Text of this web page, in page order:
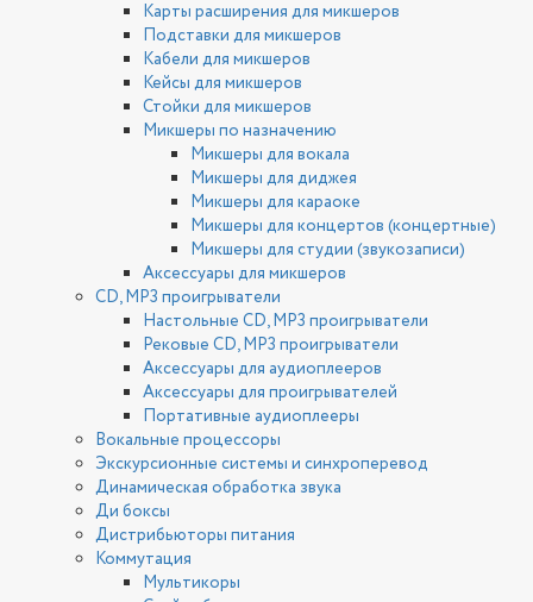
Карты расширения для микшеров
Подставки для микшеров
Кабели для микшеров
Кейсы для микшеров
Стойки для микшеров
Микшеры по назначению
Микшеры для вокала
Микшеры для диджея
Микшеры для караоке
Микшеры для концертов (концертные)
Микшеры для студии (звукозаписи)
Аксессуары для микшеров
CD, MP3 проигрыватели
Настольные CD, MP3 проигрыватели
Рековые CD, MP3 проигрыватели
Аксессуары для аудиоплееров
Аксессуары для проигрывателей
Портативные аудиоплееры
Вокальные процессоры
Экскурсионные системы и синхроперевод
Динамическая обработка звука
Ди боксы
Дистрибьюторы питания
Коммутация
Мультикоры